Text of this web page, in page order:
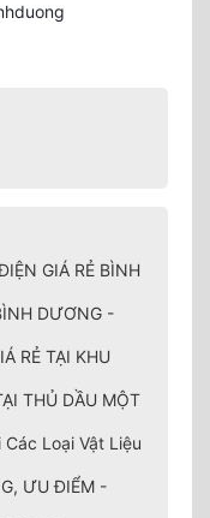
GIÁ RẺ BÌNH
DƯƠNG -
RẺ TẠI KHU
THỦ DẦU MỘT
Loại Vật Liệu
ƯU ĐIỂM -